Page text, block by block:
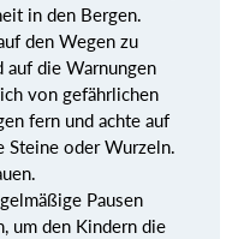
in den Bergen.
den Wegen zu
auf die Warnungen
von gefährlichen
fern und achte auf
Steine oder Wurzeln.
Pausen
um den Kindern die